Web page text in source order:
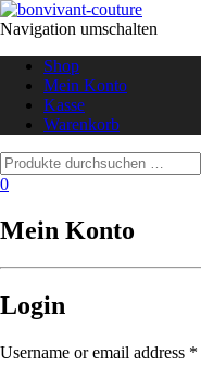
Navigation umschalten
Shop
Mein Konto
Kasse
Warenkorb
0
Mein Konto
Login
Username or email address *